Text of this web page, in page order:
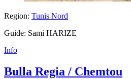
Region: Tunis Nord
Guide: Sami HARIZE
Info
Bulla Regia / Chemtou